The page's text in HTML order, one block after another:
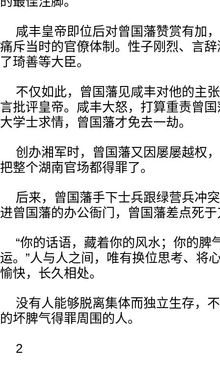
咸丰皇帝即位后对曾国藩赞赏有加
痛斥当时的官僚体制。性子刚烈、言
了琦善等大臣。
不仅如此，曾国藩见咸丰对他的主
言批评皇帝。咸丰大怒，打算重责曾
大学士求情，曾国藩才免去一劫。
创办湘军时，曾国藩又因屡屡越权
把整个湖南官场都得罪了。
后来，曾国藩手下士兵跟绿营兵冲
进曾国藩的办公衙门，曾国藩差点死
“你的话语，藏着你的风水；你的脾
运。”人与人之间，唯有换位思考、将
愉快，长久相处。
没有人能够脱离集体而独立生存，
的坏脾气得罪周围的人。
2